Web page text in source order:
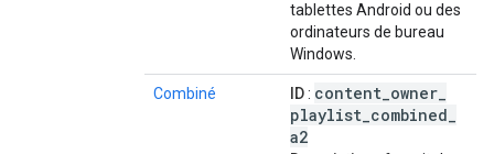
tablettes Android ou des
ordinateurs de bureau
Windows.
Combiné ID: content owner
playlist combined
a2